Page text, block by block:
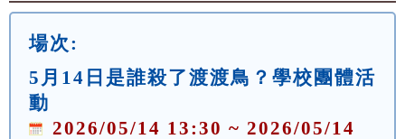
場次:
5月14日是誰殺了渡渡鳥？學校團體活
動
2026/05/14 13:30 ~ 2026/05/14